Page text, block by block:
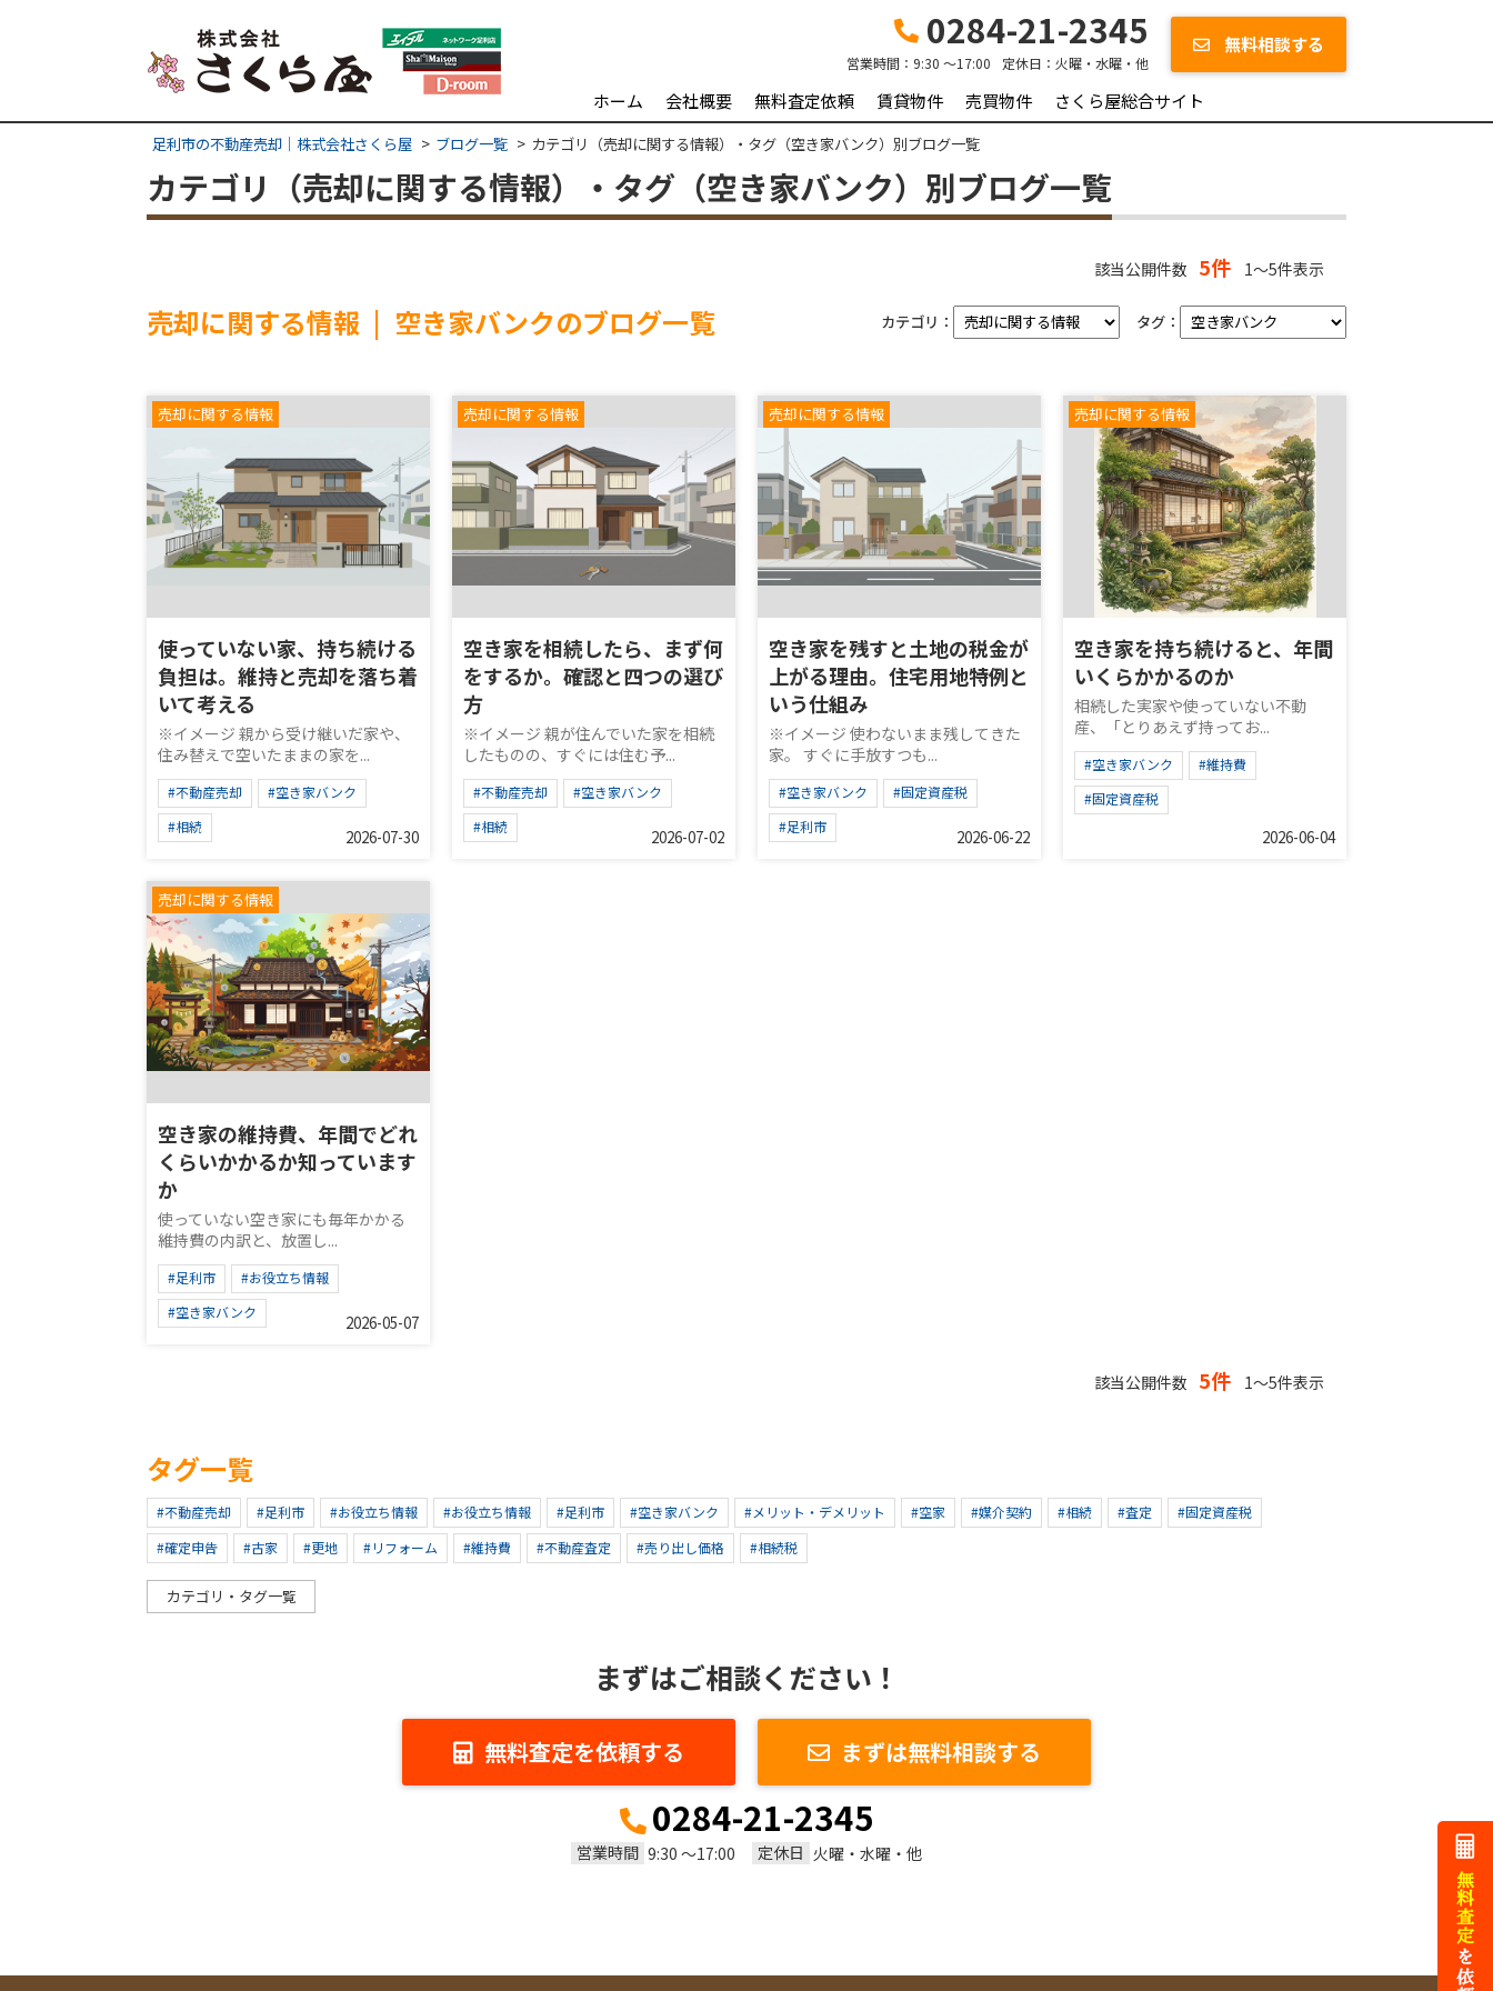
0284-21-2345
営業時間： 9:30 ～17:00 定休日： 火曜・水曜・他
無料相談する
ホーム 会社概要 無料査定依頼 賃貸物件 売買物件 さくら屋総合サイト
足利市の不動産売却｜株式会社さくら屋 ブログ一覧 カテゴリ（売却に関する情報）・タグ（空き家バンク）別ブログ一覧
カテゴリ（売却に関する情報）・タグ（空き家バンク）別ブログ一覧
該当公開件数 5件 1～5件表示
売却に関する情報 | 空き家バンクのブログ一覧 カテゴリ： タグ：
売却に関する情報
使っていない家、持ち続ける
負担は。維持と売却を落ち着
いて考える
※イメージ 親から受け継いだ家や、
住み替えで空いたままの家を...
#不動産売却
#空き家バンク
#相続
2026-07-30
売却に関する情報
空き家を相続したら、まず何
をするか。確認と四つの選び
方
※イメージ 親が住んでいた家を相続
したものの、すぐには住む予...
#不動産売却
#空き家バンク
#相続
2026-07-02
売却に関する情報
空き家を残すと土地の税金が
上がる理由。住宅用地特例と
いう仕組み
※イメージ 使わないまま残してきた
家。 すぐに手放すつも...
#空き家バンク
#固定資産税
#足利市
2026-06-22
売却に関する情報
空き家を持ち続けると、年間
いくらかかるのか
相続した実家や使っていない不動
産、「とりあえず持ってお...
#空き家バンク
#維持費
#固定資産税
2026-06-04
売却に関する情報
空き家の維持費、年間でどれ
くらいかかるか知っています
か
使っていない空き家にも毎年かかる
維持費の内訳と、放置し...
#足利市
#お役立ち情報
#空き家バンク
2026-05-07
該当公開件数 5件 1～5件表示
タグ一覧
#不動産売却 #足利市 #お役立ち情報 #お役立ち情報 #足利市 #空き家バンク #メリット・デメリット #空家 #媒介契約 #相続 #査定
#固定資産税
#確定申告
#古家 #更地 #リフォーム #維持費 #不動産査定 #売り出し価格 #相続税
カテゴリ・タグ一覧
まずはご相談ください！
無料査定を依頼する まずは無料相談する
0284-21-2345
営業時間 9:30 ～17:00 定休日 火曜・水曜・他